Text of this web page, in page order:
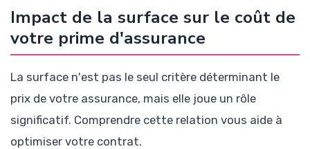
Impact de la surface sur le coût de
votre prime d'assurance
La surface n'est pas le seul critère déterminant le
prix de votre assurance, mais elle joue un rôle
significatif. Comprendre cette relation vous aide à
optimiser votre contrat.